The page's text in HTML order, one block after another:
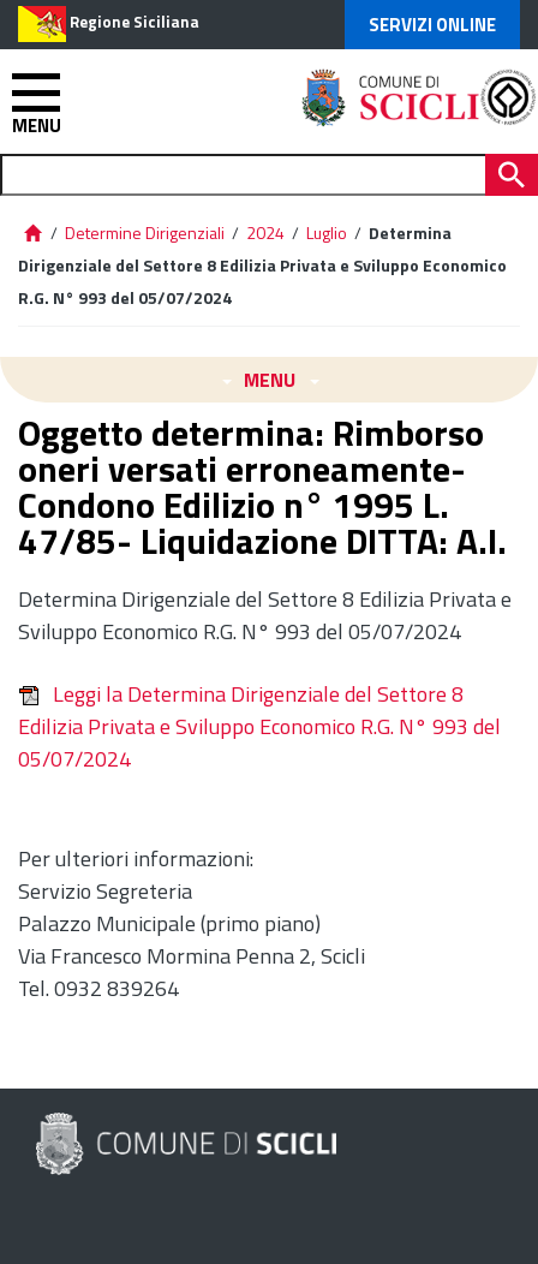
Regione Siciliana SERVIZI ONLINE
MENU
/ Determine Dirigenziali / 2024 / Luglio / Determina
Dirigenziale del Settore 8 Edilizia Privata e Sviluppo Economico
R.G. N° 993 del 05/07/2024
MENU
Oggetto determina: Rimborso
oneri versati erroneamente-
Condono Edilizio n° 1995 L.
47/85- Liquidazione DITTA: A.I.
Determina Dirigenziale del Settore 8 Edilizia Privata e
Sviluppo Economico R.G. N° 993 del 05/07/2024
Leggi la Determina Dirigenziale del Settore 8
Edilizia Privata e Sviluppo Economico R.G. N° 993 del
05/07/2024
Per ulteriori informazioni:
Servizio Segreteria
Palazzo Municipale (primo piano)
Via Francesco Mormina Penna 2, Scicli
Tel. 0932 839264